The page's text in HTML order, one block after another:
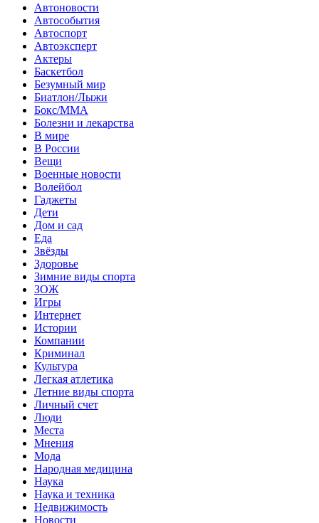
Автоновости
Автособытия
Автоспорт
Автоэксперт
Актеры
Баскетбол
Безумный мир
Биатлон/Лыжи
Бокс/MMA
Болезни и лекарства
В мире
В России
Вещи
Военные новости
Волейбол
Гаджеты
Дети
Дом и сад
Еда
Звёзды
Здоровье
Зимние виды спорта
ЗОЖ
Игры
Интернет
Истории
Компании
Криминал
Культура
Легкая атлетика
Летние виды спорта
Личный счет
Люди
Места
Мнения
Мода
Народная медицина
Наука
Наука и техника
Недвижимость
Новости